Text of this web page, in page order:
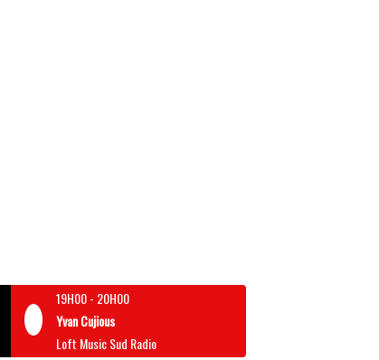
19H00- 20H00
Yvan Cujious
Loft Music Sud Radio